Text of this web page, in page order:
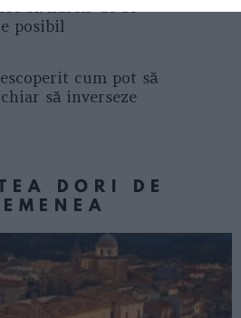
să nască. Ce se
posibil
cum pot să
să inverseze
DORI DE